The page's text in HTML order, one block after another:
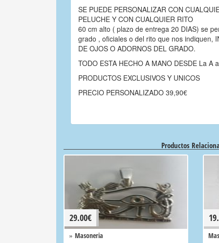
SE PUEDE PERSONALIZAR CON
PELUCHE Y CON CUALQUIER RITO
60 cm alto ( plazo de entrega 20 DIAS) se
grado , oficiales o del rito que nos indiquen,
DE OJOS O ADORNOS DEL GRADO.
TODO ESTA HECHO A MANO DESDE La A
PRODUCTOS EXCLUSIVOS Y UNICOS
PRECIO PERSONALIZADO 39,90€
Productos
29.00€
» Masoneria